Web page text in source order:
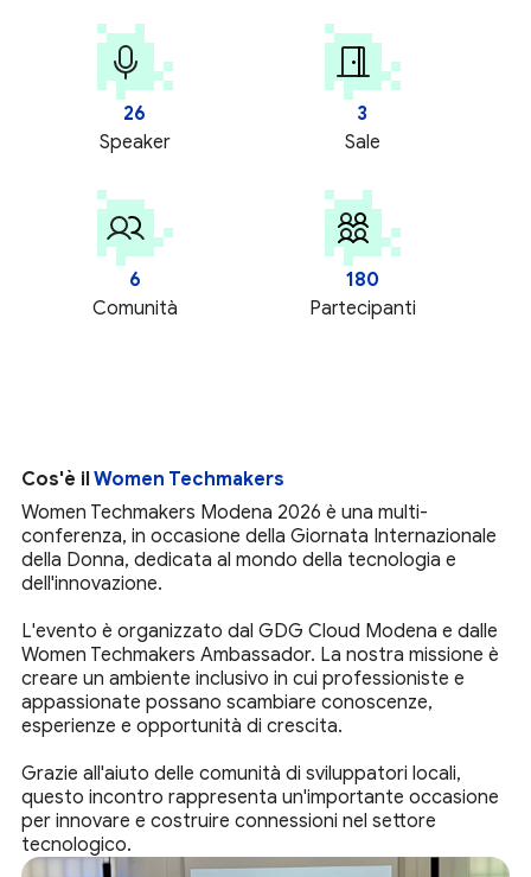
26
Speaker
3
Sale
6
Comunità
180
Partecipanti
Cos'è ilWomen Techmakers
Women Techmakers Modena 2026 è una multi-
conferenza, in occasione della Giornata Internazionale
della Donna, dedicata al mondo della tecnologia e
dell'innovazione.
L'evento è organizzato dal GDG Cloud Modena e dalle
Women Techmakers Ambassador. La nostra missione è
creare un ambiente inclusivo in cui professioniste e
appassionate possano scambiare conoscenze,
esperienze e opportunità di crescita.
Grazie all'aiuto delle comunità di sviluppatori locali,
questo incontro rappresenta un'importante occasione
per innovare e costruire connessioni nel settore
tecnologico.